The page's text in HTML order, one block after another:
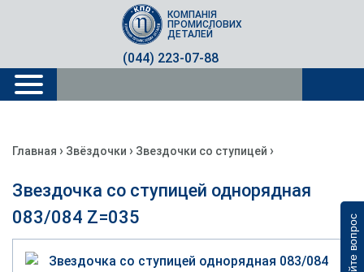
(044) 223-07-88
КОМПАНІЯ
ПРОМИСЛОВИХ
ДЕТАЛЕЙ
Главная › Звёздочки › Звездочки со ступицей ›
Звездочка со ступицей однорядная
083/084 Z=035